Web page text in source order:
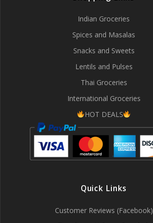
Indian Groceries
Spices and Masalas
Snacks and Sweets
Lentils and Pulses
Thai Groceries
International Groceries
HOT DEALS
Quick Links
Customer Reviews (Facebook)